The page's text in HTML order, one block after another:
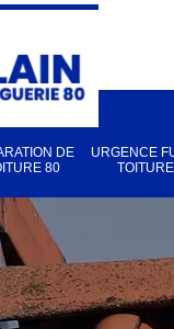
DE
80
URGENCE